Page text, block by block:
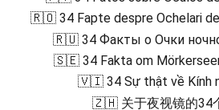
🇷🇴 34 Fapte despre Ochelari
🇷🇺 34 Факты о Очки
🇸🇪 34 Fakta om
🇻🇮 34 Sự thật về Kính
🇿🇭 关于夜视镜的34